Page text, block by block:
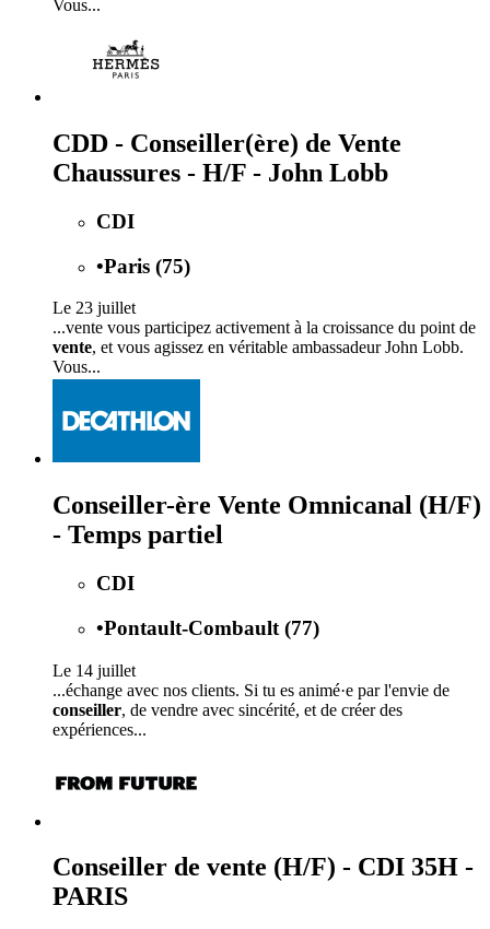
Vous...
CDD - Conseiller(ère) de Vente
Chaussures - H/F - John Lobb
CDI
•Paris (75)
Le 23 juillet
...vente vous participez activement à la croissance du point de
vente, et vous agissez en véritable ambassadeur John Lobb.
Vous...
Conseiller-ère Vente Omnicanal (H/F)
- Temps partiel
CDI
•Pontault-Combault (77)
Le 14 juillet
...échange avec nos clients. Si tu es animé·e par l'envie de
conseiller, de vendre avec sincérité, et de créer des
expériences...
Conseiller de vente (H/F) - CDI 35H -
PARIS